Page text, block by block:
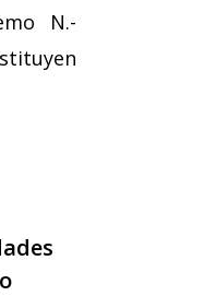
N.-